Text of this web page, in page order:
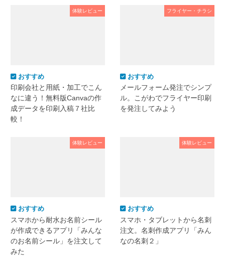
体験レビュー
おすすめ
印刷会社と用紙・加工でこん
なに違う！無料版Canvaの作
成データを印刷入稿７社比
較！
フライヤー・チラシ
おすすめ
メールフォーム発注でシンプ
ル。こがわでフライヤー印刷
を発注してみよう
体験レビュー
おすすめ
スマホから耐水お名前シール
が作成できるアプリ「みんな
のお名前シール」を注文して
みた
体験レビュー
おすすめ
スマホ・タブレットから名刺
注文。名刺作成アプリ「みん
なの名刺２」